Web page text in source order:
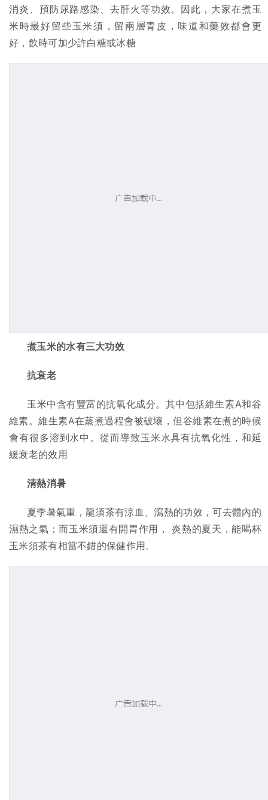
消炎、預防尿路感染、去肝火等功效。因此，大家在煮玉
米時最好留些玉米須，留兩層青皮，味道和藥效都會更
好，飲時可加少許白糖或冰糖
煮玉米的水有三大功效
抗衰老
玉米中含有豐富的抗氧化成分。其中包括維生素A和谷
維素。維生素A在蒸煮過程會被破壞，但谷維素在煮的時候
會有很多溶到水中。從而導致玉米水具有抗氧化性，和延
緩衰老的效用
清熱消暑
夏季暑氣重，龍須茶有涼血、瀉熱的功效，可去體內的
濕熱之氣；而玉米須還有開胃作用， 炎熱的夏天，能喝杯
玉米須茶有相當不錯的保健作用。